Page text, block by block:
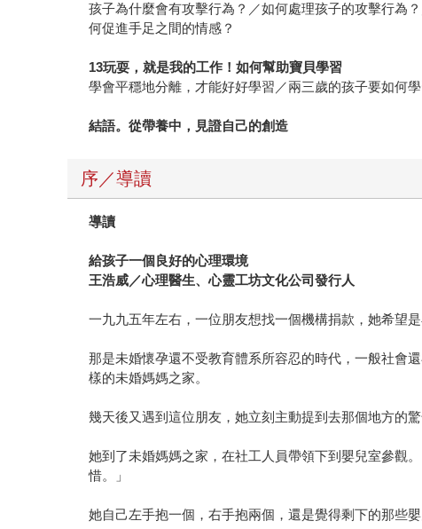
孩子為什麼會有攻擊行為？／如何處理孩子的攻擊行為
何促進手足之間的情感？
13玩耍，就是我的工作！如何幫助寶貝學習
學會平穩地分離，才能好好學習／兩三歲的孩子要如何
結語。從帶養中，見證自己的創造
序／導讀
導讀
給孩子一個良好的心理環境
王浩威／心理醫生、心靈工坊文化公司發行人
一九九五年左右，一位朋友想找一個機構捐款，她希望
那是未婚懷孕還不受教育體系所容忍的時代，一般社會
樣的未婚媽媽之家。
幾天後又遇到這位朋友，她立刻主動提到去那個地方的驚
她到了未婚媽媽之家，在社工人員帶領下到嬰兒室參觀
惜。」
她自己左手抱一個，右手抱兩個，還是覺得剩下的那些